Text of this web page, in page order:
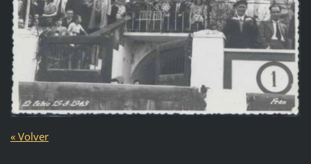
« Volver